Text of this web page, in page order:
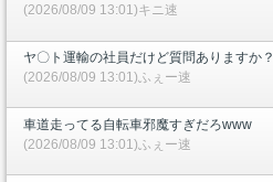
(2026/08/09 13:01)キニ速
ヤ〇ト運輸の社員だけど質問ありますか？
(2026/08/09 13:01)ふぇー速
車道走ってる自転車邪魔すぎだろwww
(2026/08/09 13:01)ふぇー速